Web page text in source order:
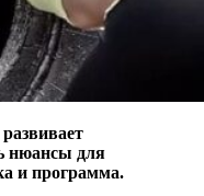
нюансы для
и программа.